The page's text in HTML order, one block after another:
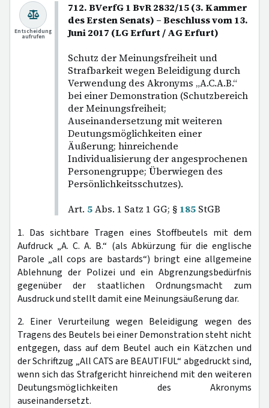
712. BVerfG 1 BvR 2832/15 (3. Kammer
des Ersten Senats) – Beschluss vom 13.
Juni 2017 (LG Erfurt / AG Erfurt)
Schutz der Meinungsfreiheit und
Strafbarkeit wegen Beleidigung durch
Verwendung des Akronyms „A.C.A.B.“
bei einer Demonstration (Schutzbereich
der Meinungsfreiheit;
Auseinandersetzung mit weiteren
Deutungsmöglichkeiten einer
Äußerung; hinreichende
Individualisierung der angesprochenen
Personengruppe; Überwiegen des
Persönlichkeitsschutzes).
Art. 5Abs. 1 Satz 1 GG; § 185 StGB
Entscheidung
aufrufen
1. Das sichtbare Tragen eines Stoffbeutels mit dem
Aufdruck „A. C. A. B.“ (als Abkürzung für die englische
Parole „all cops are bastards“) bringt eine allgemeine
Ablehnung der Polizei und ein Abgrenzungsbedürfnis
gegenüber der staatlichen Ordnungsmacht zum
Ausdruck und stellt damit eine Meinungsäußerung dar.
2. Einer Verurteilung wegen Beleidigung wegen des
Tragens des Beutels bei einer Demonstration steht nicht
entgegen, dass auf dem Beutel auch ein Kätzchen und
der Schriftzug „All CATS are BEAUTIFUL“ abgedruckt sind,
wenn sich das Strafgericht hinreichend mit den weiteren
Deutungsmöglichkeiten des Akronyms
auseinandersetzt.